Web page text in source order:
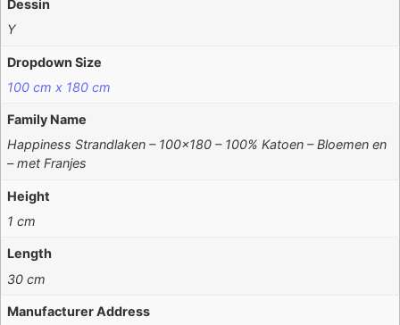
Dessin
Y
Dropdown Size
100 cm x 180 cm
Family Name
Happiness Strandlaken – 100×180 – 100% Katoen – Bloemen en
– met Franjes
Height
1 cm
Length
30 cm
Manufacturer Address